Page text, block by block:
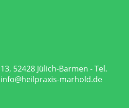
52428 Jülich-Barmen - Tel.
info@heilpraxis-marhold.de